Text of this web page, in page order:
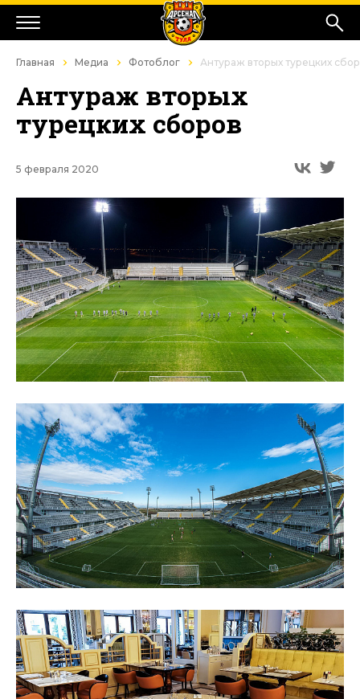
Главная Медиа Фотоблог Антураж вторых турецких
Антураж вторых
турецких сборов
5 февраля 2020